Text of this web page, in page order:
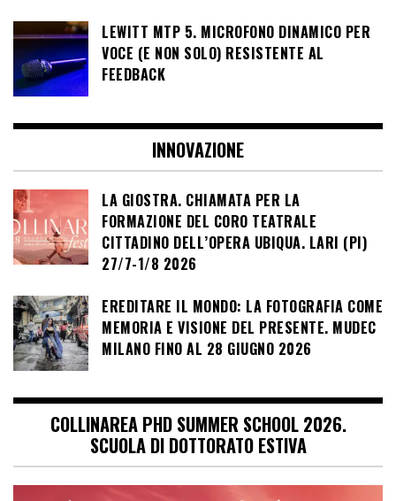
LEWITT MTP 5. MICROFONO DINAMICO PER
VOCE (E NON SOLO) RESISTENTE AL
FEEDBACK
INNOVAZIONE
LA GIOSTRA. CHIAMATA PER LA
FORMAZIONE DEL CORO TEATRALE
CITTADINO DELL’OPERA UBIQUA. LARI (PI)
27/7-1/8 2026
EREDITARE IL MONDO: LA FOTOGRAFIA COME
MEMORIA E VISIONE DEL PRESENTE. MUDEC
MILANO FINO AL 28 GIUGNO 2026
COLLINAREA PHD SUMMER SCHOOL 2026.
SCUOLA DI DOTTORATO ESTIVA